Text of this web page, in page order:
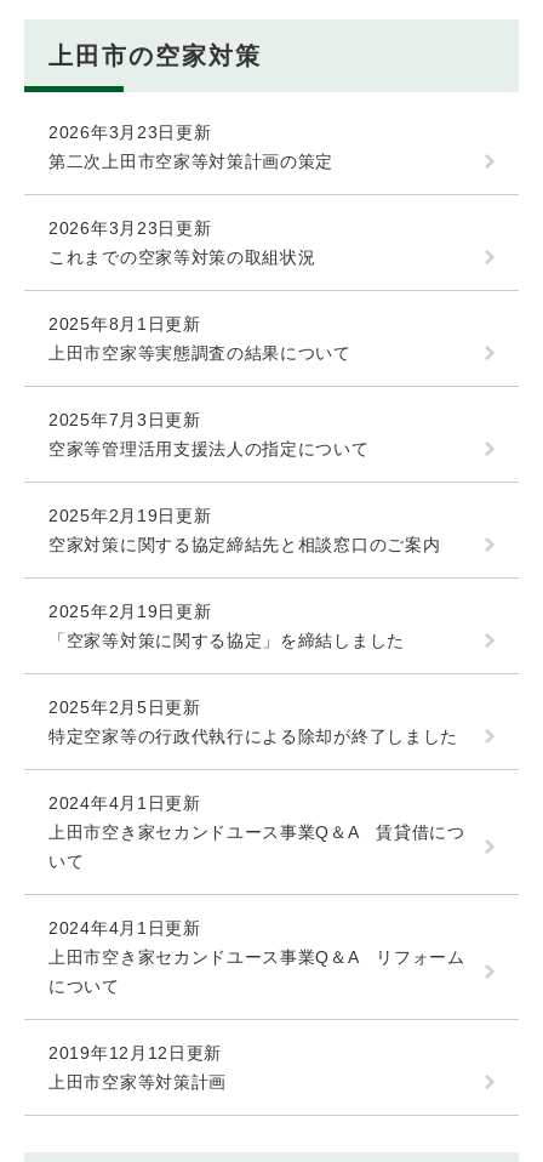
上田市の空家対策
2026年3月23日更新
第二次上田市空家等対策計画の策定
2026年3月23日更新
これまでの空家等対策の取組状況
2025年8月1日更新
上田市空家等実態調査の結果について
2025年7月3日更新
空家等管理活用支援法人の指定について
2025年2月19日更新
空家対策に関する協定締結先と相談窓口のご案内
2025年2月19日更新
「空家等対策に関する協定」を締結しました
2025年2月5日更新
特定空家等の行政代執行による除却が終了しました
2024年4月1日更新
上田市空き家セカンドユース事業Q＆A 賃貸借につ
いて
2024年4月1日更新
上田市空き家セカンドユース事業Q＆A リフォーム
について
2019年12月12日更新
上田市空家等対策計画